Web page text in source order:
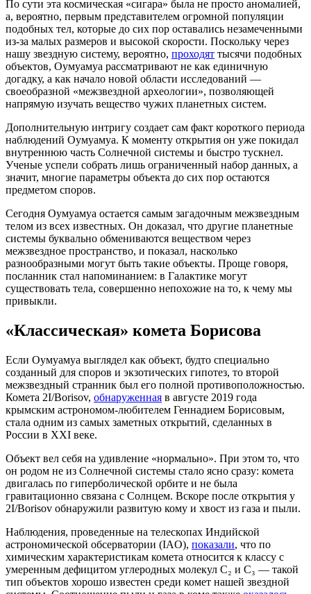
По сути эта космическая «сигара» была не просто аномалией,
а, вероятно, первым представителем огромной популяции
подобных тел, которые до сих пор оставались незамеченными
из-за малых размеров и высокой скорости. Поскольку через
нашу звездную систему, вероятно, проходят тысячи подобных
объектов, Оумуамуа рассматривают не как единичную
догадку, а как начало новой области исследований —
своеобразной «межзвездной археологии», позволяющей
напрямую изучать вещество чужих планетных систем.
Дополнительную интригу создает сам факт короткого периода
наблюдений Оумуамуа. К моменту открытия он уже покидал
внутреннюю часть Солнечной системы и быстро тускнел.
Ученые успели собрать лишь ограниченный набор данных, а
значит, многие параметры объекта до сих пор остаются
предметом споров.
Сегодня Оумуамуа остается самым загадочным межзвездным
телом из всех известных. Он доказал, что другие планетные
системы буквально обмениваются веществом через
межзвездное пространство, и показал, насколько
разнообразными могут быть такие объекты. Проще говоря,
посланник стал напоминанием: в Галактике могут
существовать тела, совершенно непохожие на то, к чему мы
привыкли.
«Классическая» комета Борисова
Если Оумуамуа выглядел как объект, будто специально
созданный для споров и экзотических гипотез, то второй
межзвездный странник был его полной противоположностью.
Комета 2I/Borisov, обнаруженная в августе 2019 года
крымским астрономом-любителем Геннадием Борисовым,
стала одним из самых заметных открытий, сделанных в
России в XXI веке.
Объект вел себя на удивление «нормально». При этом то, что
он родом не из Солнечной системы стало ясно сразу: комета
двигалась по гиперболической орбите и не была
гравитационно связана с Солнцем. Вскоре после открытия у
2I/Borisov обнаружили развитую кому и хвост из газа и пыли.
Наблюдения, проведенные на телескопах Индийской
астрономической обсерватории (IAO), показали, что по
химическим характеристикам комета относится к классу с
умеренным дефицитом углеродных молекул C₂ и C₃ — такой
тип объектов хорошо известен среди комет нашей звездной